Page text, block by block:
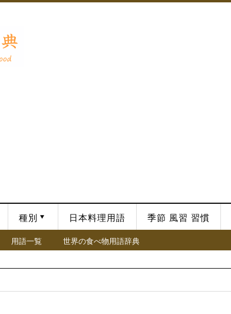
種別 日本料理用語 季節 風習 習慣
用語一覧 世界の食べ物用語辞典